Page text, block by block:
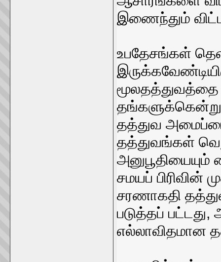
இணைந்தும்
உபதேசங்கள்
தங்களுக்கென்று
தத்துவ
தத்துவங்கள்
சமயப் பிரிவின்
சரணாகதி
படுத்தப் பட்டது,
எல்லாவிதமான